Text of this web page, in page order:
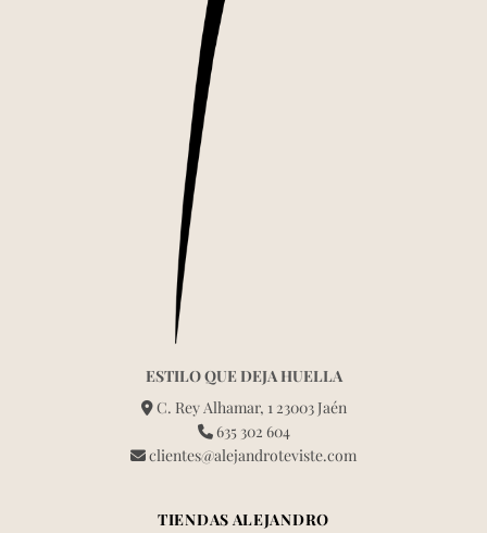
ESTILO QUE DEJA HUELLA
C. Rey Alhamar, 1 23003 Jaén
635 302 604
clientes@alejandroteviste.com
TIENDAS ALEJANDRO